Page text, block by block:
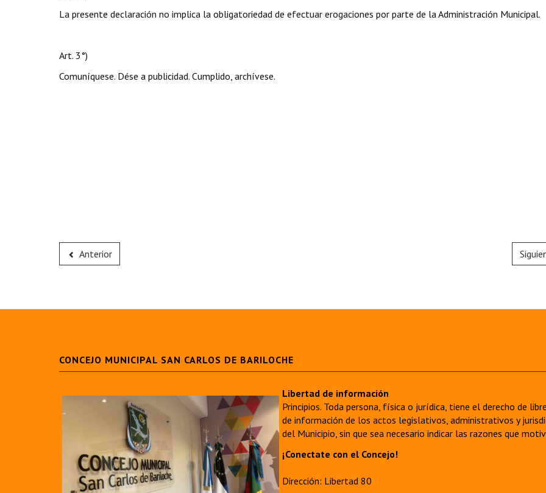
La presente declaración no implica la obligatoriedad de efectuar erogaciones por parte de la Administración Municipal.
Art. 3°)
Comuníquese. Dése a publicidad. Cumplido, archívese.
Anterior
CONCEJO MUNICIPAL SAN CARLOS DE BARILOCHE
Libertad de información
Principios. Toda persona, física o jurídica, tiene el derecho de
de información de los actos legislativos, administrativos y
del Municipio, sin que sea necesario indicar las razones que
¡Conectate con el Concejo!
Dirección: Libertad 80